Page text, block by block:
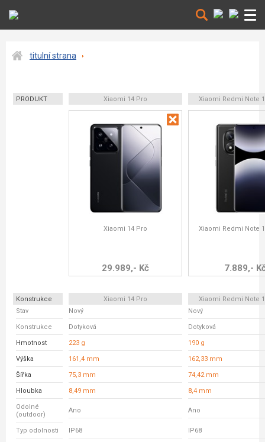
titulní strana
PRODUKT Xiaomi 14 Pro Xiaomi Redmi Note
Xiaomi 14 Pro
29.989,- Kč
Xiaomi Redmi Note
7.889,-
Konstrukce Xiaomi 14 Pro
Xiaomi Redmi Note
Stav
Nový Nový
Konstrukce Dotyková Dotyková
Hmotnost 223 g 190 g
Výška 161,4 mm 162,33 mm
Šířka 75,3 mm 74,42 mm
Hloubka 8,49 mm 8,4 mm
Odolné
(outdoor)
Ano Ano
Typ odolnosti IP68 IP68